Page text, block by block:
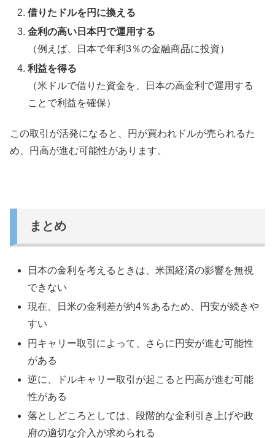
借りたドルを円に換える
金利の高い日本円で運用する
（例えば、日本で年利3％の金融商品に投資）
利益を得る
（米ドルで借りた資金を、日本の高金利で運用する
ことで利益を確保）
この取引が活発になると、円が買われドルが売られるた
め、円高が進む可能性があります。
まとめ
日本の金利を考えるときは、米国経済の影響を無視
できない
現在、日米の金利差が約4％あるため、円安が続きや
すい
円キャリー取引によって、さらに円安が進む可能性
がある
逆に、ドルキャリー取引が起こると円高が進む可能
性がある
落としどころとしては、段階的な金利引き上げや政
府の適切な介入が求められる